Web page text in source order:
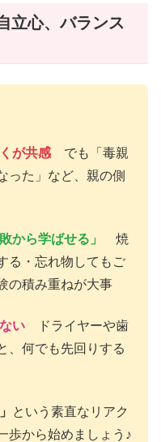
立心、バランス
が共感 でも「毒親
った」など、親の側
から学ばせる」
焼
る・忘れ物してもご
の積み重ねが大事
い ドライヤーや歯
、何でも先回りする
という素直なリアク
歩から始めましょう♪